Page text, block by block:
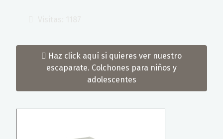
Haz click aquí si quieres ver nuestro
escaparate. Colchones para niños y
adolescentes